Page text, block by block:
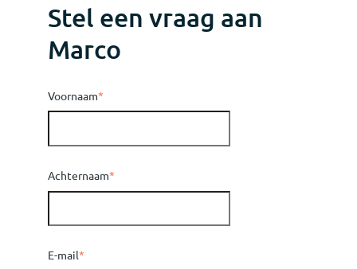
Stel een vraag aan
Marco
Voornaam*
Achternaam*
E-mail*